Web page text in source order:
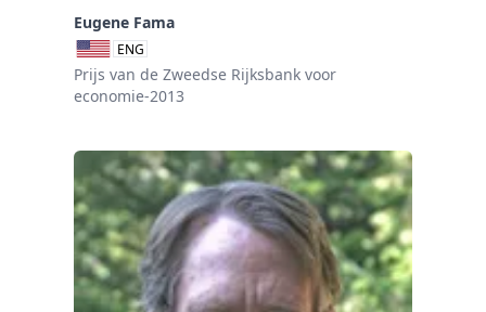
Eugene Fama
ENG
Prijs van de Zweedse Rijksbank voor
economie-2013